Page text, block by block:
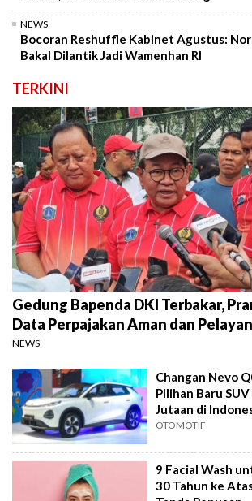
NEWS
Bocoran Reshuffle Kabinet Agustus:
Bakal Dilantik Jadi Wamenhan RI
TERKINI
Gedung Bapenda DKI Terbakar,
Data Perpajakan Aman dan
NEWS
Changan Nevo
Pilihan Baru
Jutaan di
OTOMOTIF
9 Facial Wash
30 Tahun ke